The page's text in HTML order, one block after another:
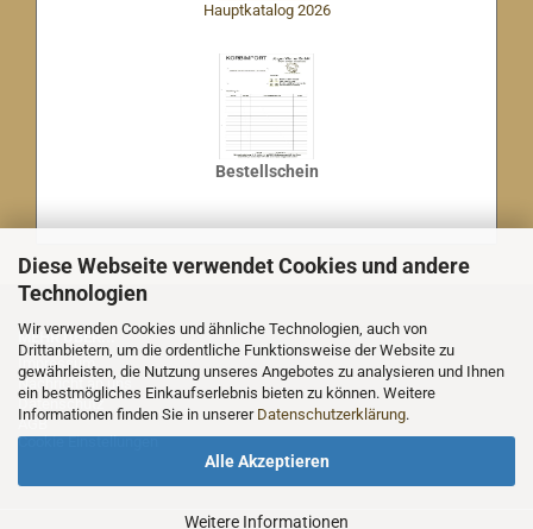
Diese Webseite verwendet Cookies und andere
Technologien
Wir verwenden Cookies und ähnliche Technologien, auch von
Drittanbietern, um die ordentliche Funktionsweise der Website zu
gewährleisten, die Nutzung unseres Angebotes zu analysieren und Ihnen
ein bestmögliches Einkaufserlebnis bieten zu können. Weitere
Informationen finden Sie in unserer Datenschutzerklärung.
Alle Akzeptieren
Weitere Informationen
Hauptkatalog 2026
Bestellschein
MEHR ÜBER...
Impressum
Nachricht an uns
Datenschutz
AGB
Cookie Einstellungen